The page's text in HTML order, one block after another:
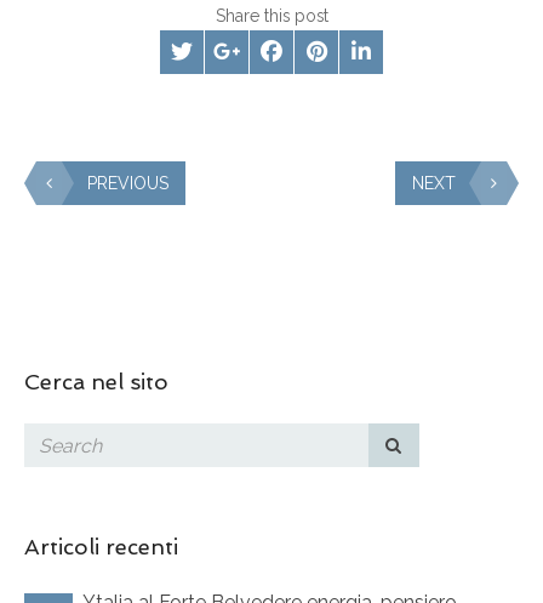
Share this post
PREVIOUS NEXT
Cerca nel sito
Articoli recenti